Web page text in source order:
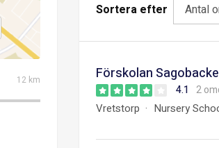
12 km
Sortera efter Antal
Förskolan
4.1 2
Vretstorp Nursery